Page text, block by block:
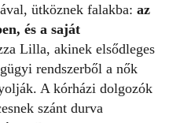
ütköznek falakba: az
és a saját
Lilla, akinek elsődleges
rendszerből a nők
A kórházi dolgozók
szánt durva